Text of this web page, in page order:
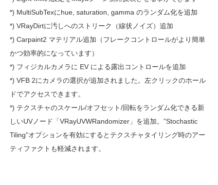
*) MultiSubTexにhue, saturation, gamma のランダム化を追加
*) VRayDirtに汚しへのストリーク（線状ノイズ）追加
*) Carpaint2 マテリアル追加（フレークコントロールがより簡単
かつ効率的になっています）
*) フィジカルカメラに EV による露出コントロールを追加
*) VFB 2にカメラの選択が追加されました。左クリックのホール
ドでアクセスできます。
*) テクスチャのスケール/オフセット/回転をランダム化できる新
しいUVノード「VRayUVWRandomizer」を追加。”Stochastic
Tiling”オプションを有効にするとテクスチャタイリング時のアー
ティファクトも軽減されます。